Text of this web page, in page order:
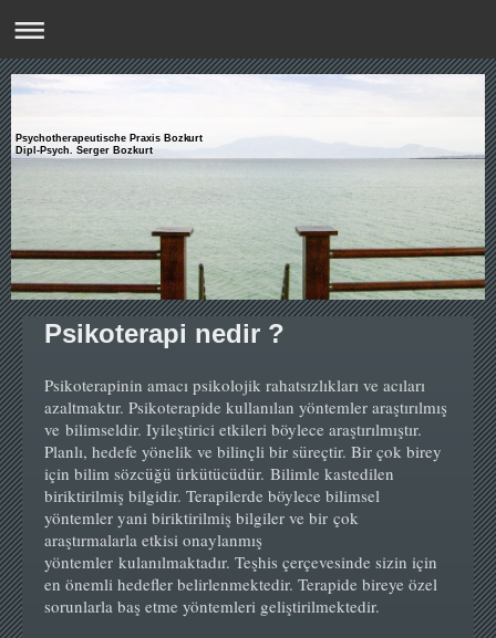
Psychotherapeutische Praxis Bozkurt
Dipl-Psych. Serger Bozkurt
Psikoterapi nedir ?
Psikoterapinin amacı psikolojik rahatsızlıkları ve acıları
azaltmaktır. Psikoterapide kullanılan yöntemler araştırılmış
ve bilimseldir. Iyileştirici etkileri böylece araştırılmıştır.
Planlı, hedefe yönelik ve bilinçli bir süreçtir. Bir çok birey
için bilim sözcüğü ürkütücüdür. Bilimle kastedilen
biriktirilmiş bilgidir. Terapilerde böylece bilimsel
yöntemler yani biriktirilmiş bilgiler ve bir çok
araştırmalarla etkisi onaylanmış
yöntemler kulanılmaktadır. Teşhis çerçevesinde sizin için
en önemli hedefler belirlenmektedir. Terapide bireye özel
sorunlarla baş etme yöntemleri geliştirilmektedir.